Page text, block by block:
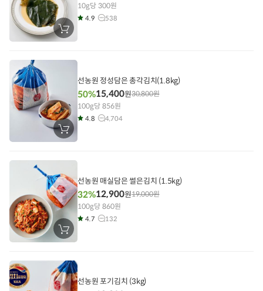
장
바
에
10g당 300원
4.9 538
장
바
에
기
선농원 정성담은 총각김치(1.8kg)
50%15,400원30,800원
100g당 856원
4.8 4,704
장
바
에
담
기
선농원 매실담은 썰은김치 (1.5kg)
32%12,900원19,000원
100g당 860원
4.7 132
선농원 포기김치 (3kg)